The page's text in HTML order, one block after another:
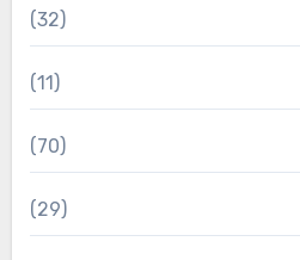
(32)
(11)
(70)
(29)